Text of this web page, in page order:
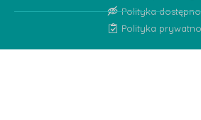
Polityka
Polityka